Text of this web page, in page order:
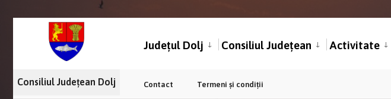
Județul Dolj Consiliul Județean Activitate
Consiliul Județean Dolj Contact Termeni și condiții